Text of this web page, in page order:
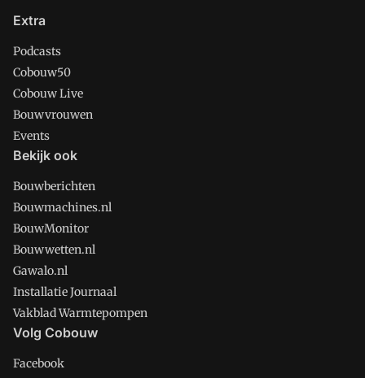
Extra
Podcasts
Cobouw50
Cobouw Live
Bouwvrouwen
Events
Bekijk ook
Bouwberichten
Bouwmachines.nl
BouwMonitor
Bouwwetten.nl
Gawalo.nl
Installatie Journaal
Vakblad Warmtepompen
Volg Cobouw
Facebook